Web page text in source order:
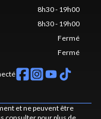
8h30 - 19h00
8h30 - 19h00
Fermé
Fermé
et ne peuvent être